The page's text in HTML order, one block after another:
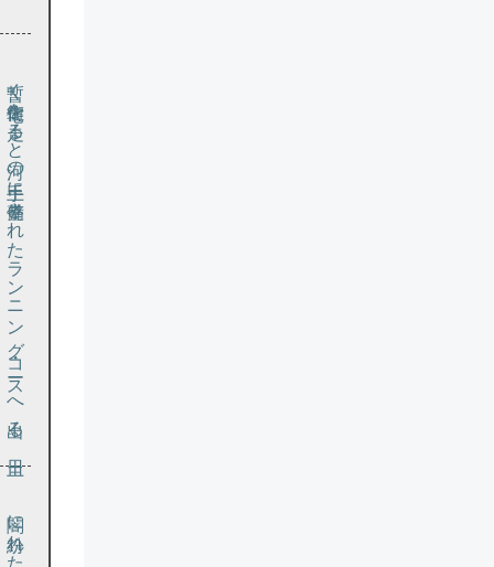
暫く住宅街
を走
る
と河
の土手
に整備
さ
れ
た
ラ
ン
ニ
ン
グ・
コー
ス
へ出
る
。土日
な
ら
ば
グ
ラ
ウ
ン
ド
で野球
を
す
る少年
や中年
、
テ
ニ
ス
コー
の利用者
で賑
わ
う
の
を横目
に走
れ
る
の
だ
が
、
こ
の時間
で
は土手
の内側
の闇
で
、何処
ま
で
が岸
で何処
か
ら
が河
か
さ
え見分
け
が付
か
ぬ